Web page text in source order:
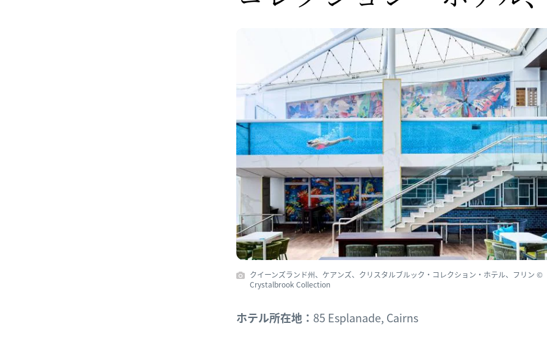
クイーンズランド州、ケアンズ、クリスタルブルック・コレクション・ホテル、フリン ©
Crystalbrook Collection
ホテル所在地： 85 Esplanade, Cairns